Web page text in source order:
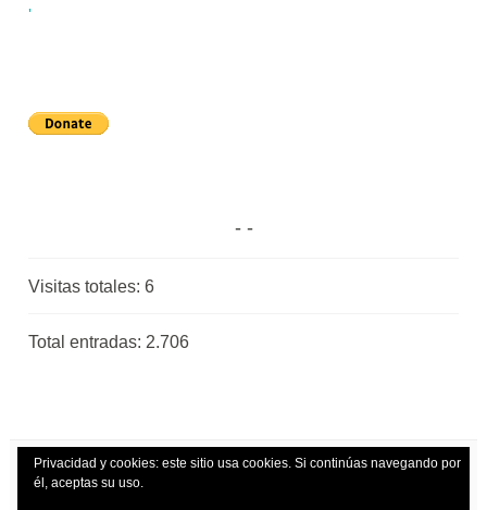
Visitas totales:6
Total entradas: 2.706
Privacidad y cookies: este sitio usa cookies. Si continúas navegando por
él, aceptas su uso.